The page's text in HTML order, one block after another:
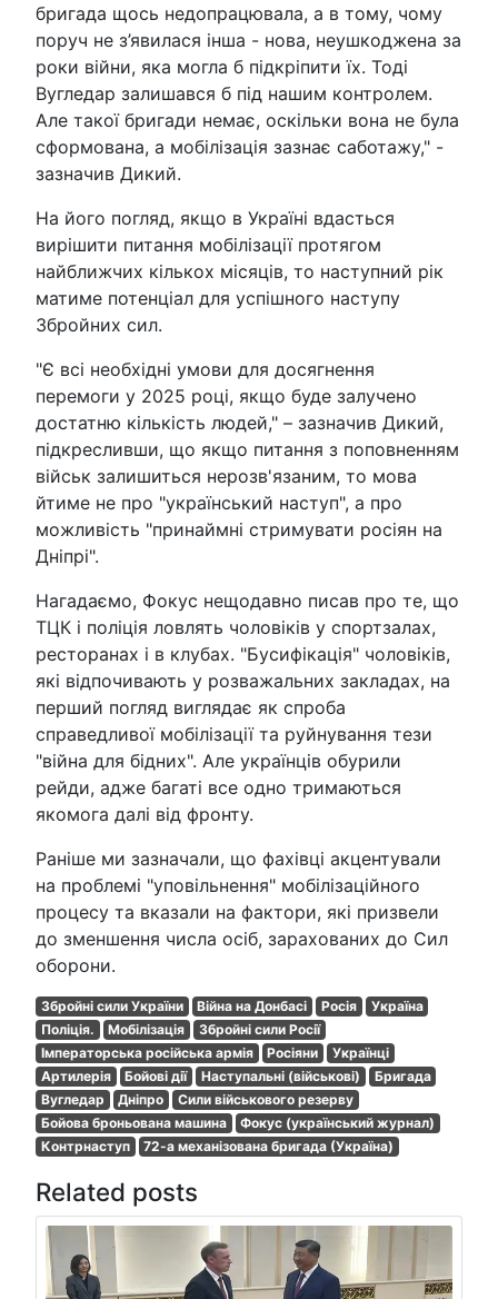
бригада щось недопрацювала, а в тому, чому
поруч не з’явилася інша - нова, неушкоджена за
роки війни, яка могла б підкріпити їх. Тоді
Вугледар залишався б під нашим контролем.
Але такої бригади немає, оскільки вона не була
сформована, а мобілізація зазнає саботажу," -
зазначив Дикий.
На його погляд, якщо в Україні вдасться
вирішити питання мобілізації протягом
найближчих кількох місяців, то наступний рік
матиме потенціал для успішного наступу
Збройних сил.
"Є всі необхідні умови для досягнення
перемоги у 2025 році, якщо буде залучено
достатню кількість людей," – зазначив Дикий,
підкресливши, що якщо питання з поповненням
військ залишиться нерозв'язаним, то мова
йтиме не про "український наступ", а про
можливість "принаймні стримувати росіян на
Дніпрі".
Нагадаємо, Фокус нещодавно писав про те, що
ТЦК і поліція ловлять чоловіків у спортзалах,
ресторанах і в клубах. "Бусифікація" чоловіків,
які відпочивають у розважальних закладах, на
перший погляд виглядає як спроба
справедливої мобілізації та руйнування тези
"війна для бідних". Але українців обурили
рейди, адже багаті все одно тримаються
якомога далі від фронту.
Раніше ми зазначали, що фахівці акцентували
на проблемі "уповільнення" мобілізаційного
процесу та вказали на фактори, які призвели
до зменшення числа осіб, зарахованих до Сил
оборони.
Збройні сили України Війна на Донбасі Росія
Україна
Поліція.
Мобілізація
Збройні сили Росії
Імператорська російська армія
Росіяни
Українці
Артилерія
Бойові дії Наступальні (військові)
Бригада
Вугледар
Дніпро
Сили військового резерву
Бойова броньована машина
Фокус (український журнал)
Контрнаступ
72-а механізована бригада (Україна)
Related posts